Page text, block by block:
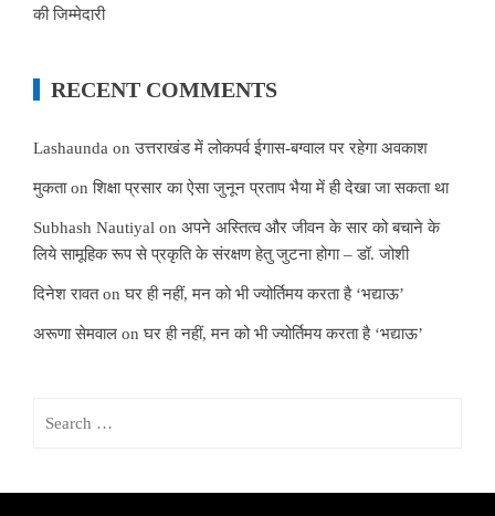
की जिम्मेदारी
RECENT COMMENTS
Lashaunda onउत्तराखंड में लोकपर्व ईगास-बग्वाल पर रहेगा अवकाश
मुकताonशिक्षा प्रसार का ऐसा जुनून प्रताप भैया में ही देखा जा सकता था
Subhash Nautiyal on अपने अस्तित्व और जीवन के सार को बचाने के
लिये सामूहिक रूप से प्रकृति के संरक्षण हेतु जुटना होगा – डॉ. जोशी
दिनेश रावतonघर ही नहीं, मन को भी ज्योर्तिमय करता है ‘भद्याऊ’
अरूणा सेमवाल onघर ही नहीं, मन को भी ज्योर्तिमय करता है ‘भद्याऊ’